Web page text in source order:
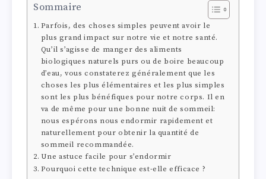
Sommaire
Parfois, des choses simples peuvent avoir le
plus grand impact sur notre vie et notre santé.
Qu’il s’agisse de manger des aliments
biologiques naturels purs ou de boire beaucoup
d’eau, vous constaterez généralement que les
choses les plus élémentaires et les plus simples
sont les plus bénéfiques pour notre corps. Il en
va de même pour une bonne nuit de sommeil:
nous espérons nous endormir rapidement et
naturellement pour obtenir la quantité de
sommeil recommandée.
Une astuce facile pour s’endormir
Pourquoi cette technique est-elle efficace ?